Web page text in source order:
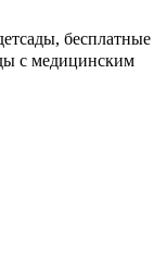
бесплатные
с медицинским